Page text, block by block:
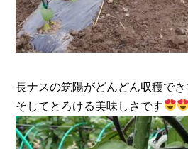
長ナスの筑陽がどんどん収穫でき
そしてとろける美味しさです